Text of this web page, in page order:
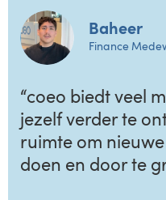
Baheer
Finance
“coeo biedt veel
jezelf verder te
ruimte om
doen en door te